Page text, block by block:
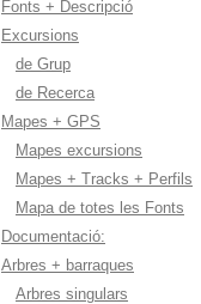
Fonts + Descripció
Excursions
de Grup
de Recerca
Mapes + GPS
Mapes excursions
Mapes + Tracks + Perfils
Mapa de totes les Fonts
Documentació:
Arbres + barraques
Arbres singulars